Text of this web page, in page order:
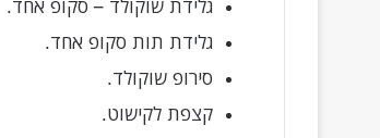
גלידת שוקולד – סקופ אחד.
גלידת תות סקופ אחד.
סירופ שוקולד.
קצפת לקישוט.